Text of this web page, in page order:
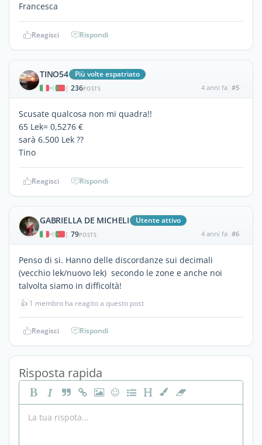
Francesca
Reagisci Rispondi
TINO54 Più volte espatriato
| 236POSTS 4 anni fa #5
Scusate qualcosa non mi quadra!!
65 Lek= 0,5276 €
sarà 6.500 Lek ??
Tino
Reagisci Rispondi
GABRIELLA DE MICHELI Utente attivo
| 79POSTS 4 anni fa #6
Penso di si. Hanno delle discordanze sui decimali
(vecchio lek/nuovo lek) secondo le zone e anche noi
talvolta siamo in difficoltà!
👍 1 membro ha reagito a questo post
Reagisci Rispondi
Risposta rapida